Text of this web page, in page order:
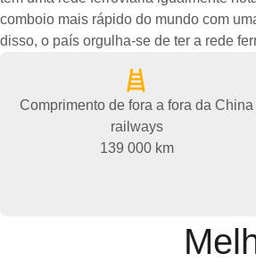
comboio mais rápido do mundo com
disso, o país orgulha-se de ter a rede
Comprimento de fora a fora da China
railways
139 000 km